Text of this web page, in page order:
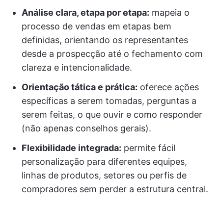
Análise clara, etapa por etapa: mapeia o
processo de vendas em etapas bem
definidas, orientando os representantes
desde a prospecção até o fechamento com
clareza e intencionalidade.
Orientação tática e prática: oferece ações
específicas a serem tomadas, perguntas a
serem feitas, o que ouvir e como responder
(não apenas conselhos gerais).
Flexibilidade integrada: permite fácil
personalização para diferentes equipes,
linhas de produtos, setores ou perfis de
compradores sem perder a estrutura central.